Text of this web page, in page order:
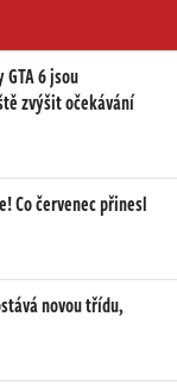
6 jsou
zvýšit očekávání
Co červenec přinesl
novou třídu,